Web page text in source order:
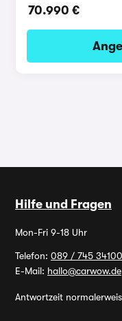
70.990 €
Hilfe und Fragen
Mon-Fri 9-18 Uhr
Telefon: 089 / 745 34100
E-Mail: hallo@carwow.de
Antwortzeit